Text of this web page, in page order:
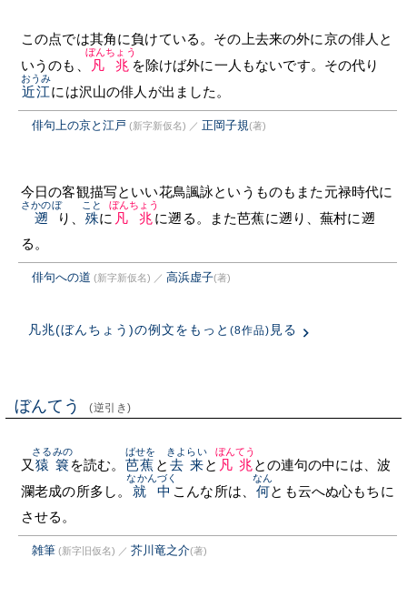
この点では其角に負けている。その上去来の外に京の俳人と
いうのも、
凡兆
ぼんちょう
を除けば外に一人もないです。その代り
近江
おうみ
には沢山の俳人が出ました。
俳句上の京と江戸 (新字新仮名) ／ 正岡子規(著)
今日の客観描写といい花鳥諷詠というものもまた元禄時代に
遡
さかのぼ
り、 殊
こと
に 凡兆
ぼんちょう
に遡る。また芭蕉に遡り、蕪村に遡
る。
俳句への道 (新字新仮名) ／ 高浜虚子(著)
凡兆(ぼんちょう)の例文をもっと (8作品) 見る
ぼんてう (逆引き)
又 猿簔
さるみの
を読む。 芭蕉
ばせを
と 去来
きよらい
と 凡兆
ぼんてう
との連句の中には、波
瀾老成の所多し。
就中
なかんづく
こんな所は、 何
なん
とも云へぬ心もちに
させる。
雑筆 (新字旧仮名) ／ 芥川竜之介(著)